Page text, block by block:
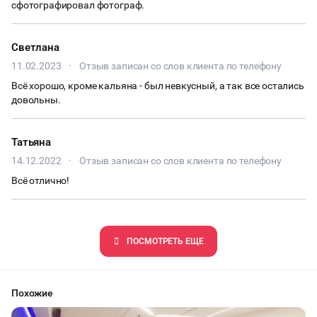
сфотографировал фотограф.
Светлана
11.02.2023 ·
Отзыв записан со слов клиента по телефону
Всё хорошо, кроме кальяна - был невкусный, а так все остались
довольны.
Татьяна
14.12.2022 ·
Отзыв записан со слов клиента по телефону
Всё отлично!
ПОCМОТРЕТЬ ЕЩЕ
ЧАЕПИТИЕ
ТИМБИЛДИНГ
Похожие